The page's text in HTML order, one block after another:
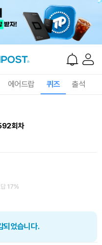
에어드랍 퀴즈 출석
회차
17%
되었습니다.